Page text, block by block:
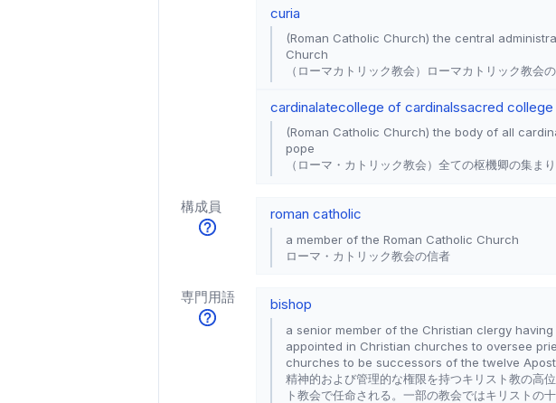
curia
(Roman Catholic Church) the central
Church
（ローマカトリック教会）ローマカトリック教会
cardinalatecollege of cardinalssacred
(Roman Catholic Church) the body of all
pope
（ローマ・カトリック教会）全ての枢機卿の集ま
構成員 roman catholic
a member of the Roman Catholic Church
ローマ・カトリック教会の信者
専門用語 bishop
a senior member of the Christian clergy
appointed in Christian churches to oversee
churches to be successors of the twelve
精神的および管理的な権限を持つキリスト教の高
ト教会で任命される。一部の教会ではキリストの